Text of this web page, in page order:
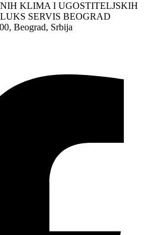
KLIMA I UGOSTITELJSKIH
SERVIS BEOGRAD
Beograd, Srbija